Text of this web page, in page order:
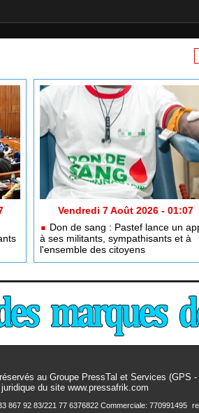
Vendredi 7 Août 2026 - 01:07
Don de sang : Pastef lance un
à ses militants, sympathisants et à
l'ensemble des citoyens
au Groupe PressTal et Services (GPS -
du site www.pressafrik.com
867 92 83/221 77 6376822 Commerciale: 770991495